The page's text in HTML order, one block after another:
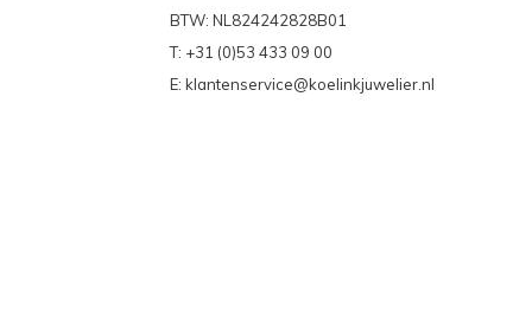
BTW: NL824242828B01
T: +31 (0)53 433 09 00
E: klantenservice@koelinkjuwelier.nl